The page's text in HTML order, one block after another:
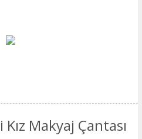
Makyaj Çantası